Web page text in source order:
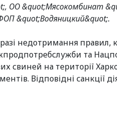
ОО &quot;Мясокомбинат
&quot;Водяницкий&quot;.
недотримання правил,
та
свиней на території
Відповідні санкції